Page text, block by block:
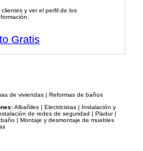
y ver el perfil de los
Gratis
de viviendas | Reformas de baños
Albañiles | Electricistas | Instalación y
de redes de seguridad | Pladur |
| Montaje y desmontaje de muebles